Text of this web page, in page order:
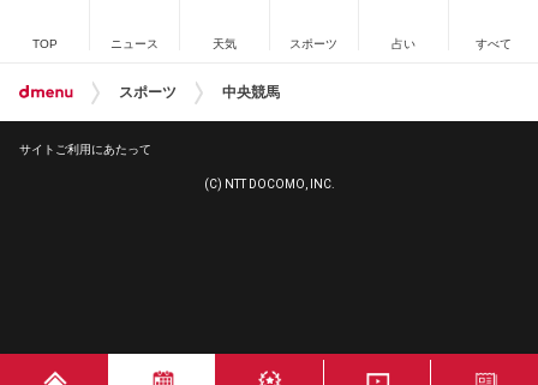
TOP ニュース 天気 スポーツ 占い すべて
スポーツ 中央競馬
サイトご利用にあたって
(C) NTT DOCOMO, INC.